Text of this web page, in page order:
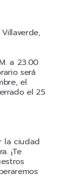
a 23.00
será
el
el 25
la ciudad
¡Te